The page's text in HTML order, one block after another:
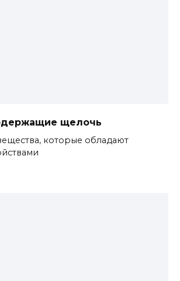
щелочь
которые обладают